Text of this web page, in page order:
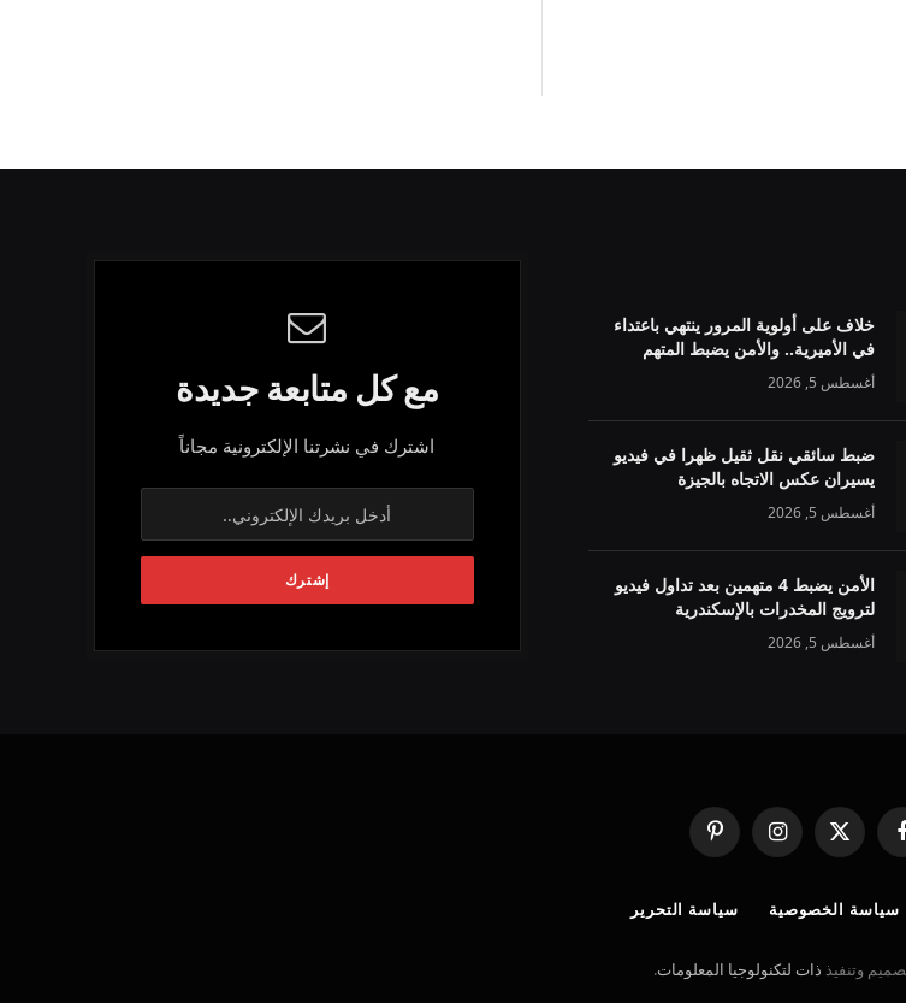
خلاف على أولوية المرور ينتهي باعتداء
في الأميرية.. والأمن يضبط المتهم
أغسطس 5, 2026
ضبط سائقي نقل ثقيل ظهرا في فيديو
يسيران عكس الاتجاه بالجيزة
أغسطس 5, 2026
الأمن يضبط 4 متهمين بعد تداول فيديو
لترويج المخدرات بالإسكندرية
أغسطس 5, 2026
مع كل متابعة جديدة
اشترك في نشرتنا الإلكترونية مجاناً
فيسبوك
X
(Twitter)
الانستغرامبينتيريست
سياسة الخصوصية سياسة التحرير
ذات لتكنولوجيا المعلومات.